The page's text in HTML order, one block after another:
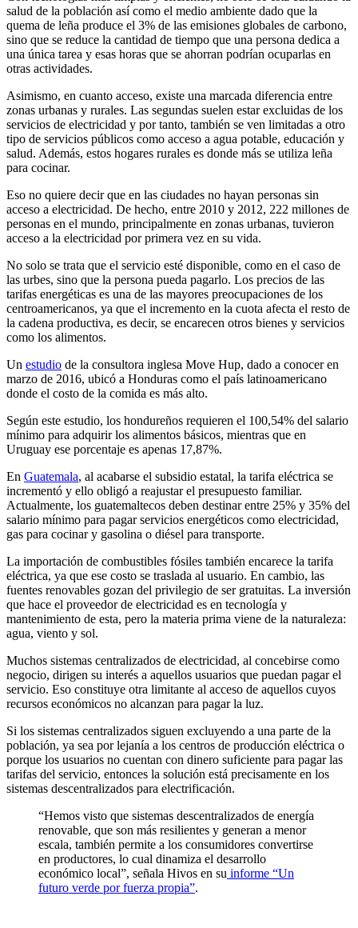
salud de la población así como el medio ambiente dado que la
quema de leña produce el 3% de las emisiones globales de carbono,
sino que se reduce la cantidad de tiempo que una persona dedica a
una única tarea y esas horas que se ahorran podrían ocuparlas en
otras actividades.
Asimismo, en cuanto acceso, existe una marcada diferencia entre
zonas urbanas y rurales. Las segundas suelen estar excluidas de los
servicios de electricidad y por tanto, también se ven limitadas a otro
tipo de servicios públicos como acceso a agua potable, educación y
salud. Además, estos hogares rurales es donde más se utiliza leña
para cocinar.
Eso no quiere decir que en las ciudades no hayan personas sin
acceso a electricidad. De hecho, entre 2010 y 2012, 222 millones de
personas en el mundo, principalmente en zonas urbanas, tuvieron
acceso a la electricidad por primera vez en su vida.
No solo se trata que el servicio esté disponible, como en el caso de
las urbes, sino que la persona pueda pagarlo. Los precios de las
tarifas energéticas es una de las mayores preocupaciones de los
centroamericanos, ya que el incremento en la cuota afecta el resto de
la cadena productiva, es decir, se encarecen otros bienes y servicios
como los alimentos.
Un estudio de la consultora inglesa Move Hup, dado a conocer en
marzo de 2016, ubicó a Honduras como el país latinoamericano
donde el costo de la comida es más alto.
Según este estudio, los hondureños requieren el 100,54% del salario
mínimo para adquirir los alimentos básicos, mientras que en
Uruguay ese porcentaje es apenas 17,87%.
En Guatemala, al acabarse el subsidio estatal, la tarifa eléctrica se
incrementó y ello obligó a reajustar el presupuesto familiar.
Actualmente, los guatemaltecos deben destinar entre 25% y 35% del
salario mínimo para pagar servicios energéticos como electricidad,
gas para cocinar y gasolina o diésel para transporte.
La importación de combustibles fósiles también encarece la tarifa
eléctrica, ya que ese costo se traslada al usuario. En cambio, las
fuentes renovables gozan del privilegio de ser gratuitas. La inversión
que hace el proveedor de electricidad es en tecnología y
mantenimiento de esta, pero la materia prima viene de la naturaleza:
agua, viento y sol.
Muchos sistemas centralizados de electricidad, al concebirse como
negocio, dirigen su interés a aquellos usuarios que puedan pagar el
servicio. Eso constituye otra limitante al acceso de aquellos cuyos
recursos económicos no alcanzan para pagar la luz.
Si los sistemas centralizados siguen excluyendo a una parte de la
población, ya sea por lejanía a los centros de producción eléctrica o
porque los usuarios no cuentan con dinero suficiente para pagar las
tarifas del servicio, entonces la solución está precisamente en los
sistemas descentralizados para electrificación.
“Hemos visto que sistemas descentralizados de energía
renovable, que son más resilientes y generan a menor
escala, también permite a los consumidores convertirse
en productores, lo cual dinamiza el desarrollo
económico local”, señala Hivos en su informe “Un
futuro verde por fuerza propia”.